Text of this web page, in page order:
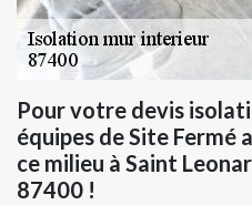
Pour votre devis
équipes de Site Fermé
ce milieu à Saint
87400 !